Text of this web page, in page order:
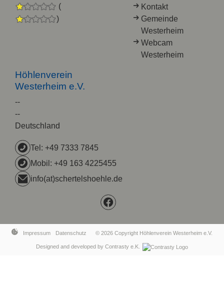
(
)
Kontakt
Gemeinde
Westerheim
Webcam
Westerheim
Höhlenverein
Westerheim e.V.
--
--
Deutschland
Tel: +49 7333 7845
Mobil: +49 163 4225455
info(at)schertelshoehle.de
Impressum Datenschutz © 2026 Copyright Höhlenverein Westerheim e.V.
Designed and developed by Contrasty e.K.